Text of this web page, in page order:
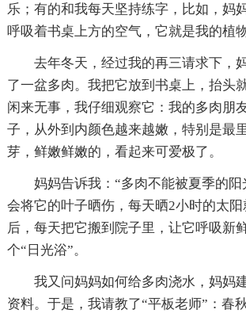
乐；有的和我每天坚持练字，比如，妈
呼吸着书桌上方的空气，它就是我的植
去年冬天，经过我的再三请求下，
了一盆多肉。我把它放到书桌上，抬头
闲来无事，我仔细观察它：我的多肉朋
子，从外到内颜色越来越嫩，特别是最
芽，鲜嫩鲜嫩的，看起来可爱极了。
妈妈告诉我：“多肉不能被夏季的
会将它的叶子晒伤，每天晒2小时的太阳
后，每天把它搬到院子里，让它呼吸新
个“日光浴”。
我又问妈妈如何给多肉浇水，妈妈
资料。于是，我请教了“平板老师”：春